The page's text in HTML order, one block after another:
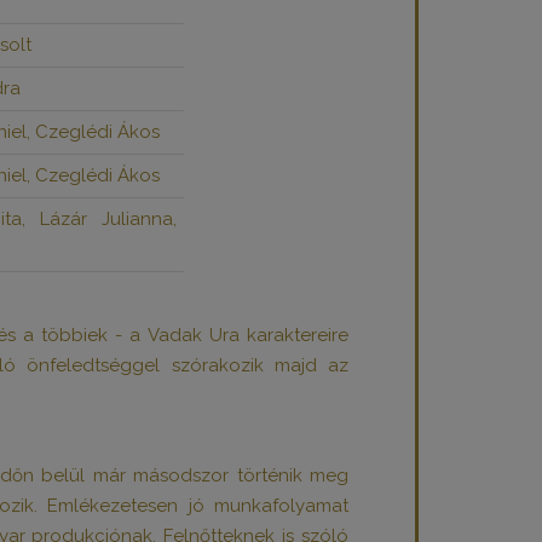
Czeglédi Ákos
Czeglédi Ákos
Lázár Julianna,
a többiek - a Vadak Ura karaktereire
önfeledtséggel szórakozik majd az
belül már másodszor történik meg
Emlékezetesen jó munkafolyamat
produkciónak. Felnőtteknek is szóló